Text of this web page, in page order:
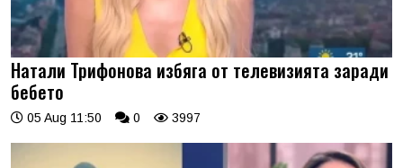
Натали Трифонова избяга от телевизията заради
бебето
05 Aug 11:50 0 3997